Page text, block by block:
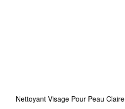
Nettoyant Visage Pour Peau Claire